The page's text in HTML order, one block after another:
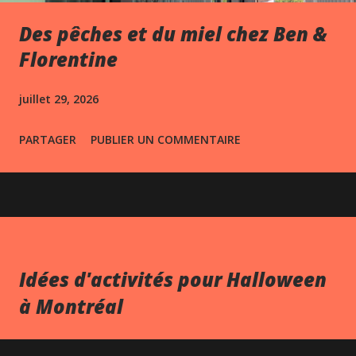
Des pêches et du miel chez Ben &
Florentine
juillet 29, 2026
PARTAGER PUBLIER UN COMMENTAIRE
Idées d'activités pour Halloween
à Montréal